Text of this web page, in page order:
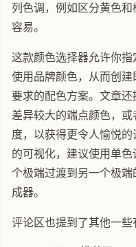
列色调，例如区分黄色
容易。
这款颜色选择器允许你
使用品牌颜色，从而创
要求的配色方案。文章
差异较大的端点颜色，
度，以获得更令人愉悦
的可视化，建议使用单
个极端过渡到另一个极
成器。
评论区也提到了其他一些